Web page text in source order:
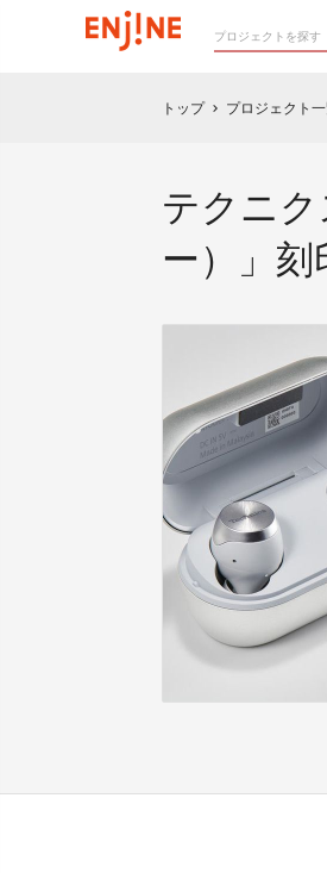
トップ chevron_right プロジェクト
テクニ
ー）」刻